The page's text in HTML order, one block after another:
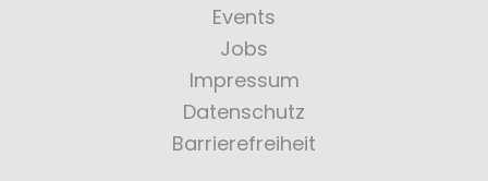
Events
Jobs
Impressum
Datenschutz
Barrierefreiheit